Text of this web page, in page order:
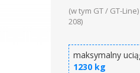
(w tym GT / GT-
208)
maksymalny
1230 kg